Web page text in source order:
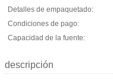
Detalles de empaquetado:
Condiciones de pago:
Capacidad de la fuente:
descripción